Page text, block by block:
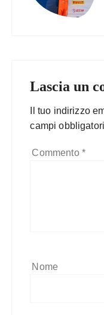
Lascia un
Il tuo indirizzo
campi
Commento *
Nome